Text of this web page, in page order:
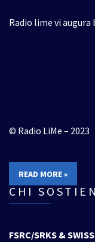
Radio lime vi
© Radio LiMe – 2023
READ MORE »
CHI
FSRC/SRKS &